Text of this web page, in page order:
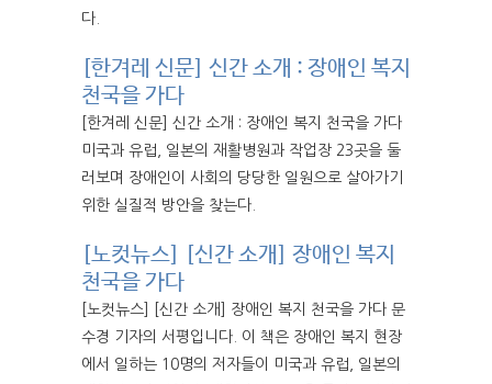
다.
[한겨레 신문] 신간 소개 : 장애인 복지
천국을 가다
[한겨레 신문] 신간 소개 : 장애인 복지 천국을 가다
미국과 유럽, 일본의 재활병원과 작업장 23곳을 둘
러보며 장애인이 사회의 당당한 일원으로 살아가기
위한 실질적 방안을 찾는다.
[노컷뉴스] [신간 소개] 장애인 복지
천국을 가다
[노컷뉴스] [신간 소개] 장애인 복지 천국을 가다 문
수경 기자의 서평입니다. 이 책은 장애인 복지 현장
에서 일하는 10명의 저자들이 미국과 유럽, 일본의